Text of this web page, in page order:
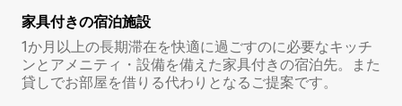
家具付き⁠の宿⁠泊⁠施⁠設
1か月以上の長期滞在を快適に過ごすのに必要なキッチ
ンとアメニティ・設備を備えた家具付きの宿泊先。また
貸しでお部屋を借りる代わりとなるご提案です。